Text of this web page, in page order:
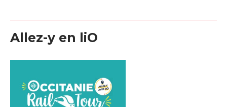
Allez-y en liO